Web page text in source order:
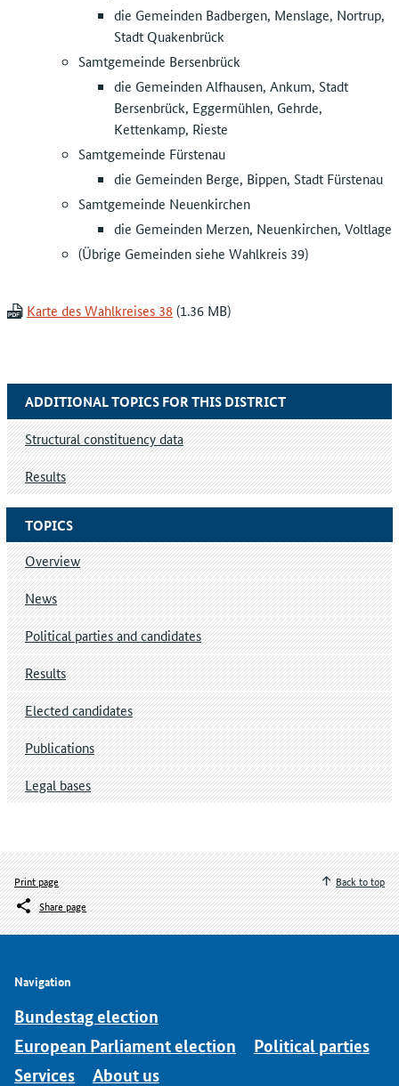
die Gemeinden Badbergen, Menslage, Nortrup,
Stadt Quakenbrück
Samtgemeinde Bersenbrück
die Gemeinden Alfhausen, Ankum, Stadt
Bersenbrück, Eggermühlen, Gehrde,
Kettenkamp, Rieste
Samtgemeinde Fürstenau
die Gemeinden Berge, Bippen, Stadt Fürstenau
Samtgemeinde Neuenkirchen
die Gemeinden Merzen, Neuenkirchen, Voltlage
(Übrige Gemeinden siehe Wahlkreis 39)
Karte des Wahlkreises 38
TOPICS
Overview
News
Political parties and candidates
Results
Elected candidates
Publications
Legal bases
ADDITIONAL TOPICS FOR THIS DISTRICT
Structural constituency data
Results
Print page
Share page
Back to top
Navigation
Bundestag election
European Parliament election
Political parties
Services
About us